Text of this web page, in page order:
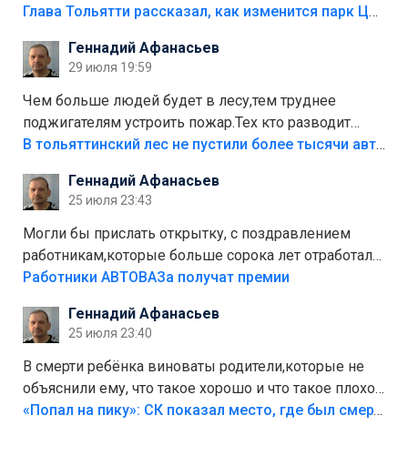
аттракционам слабо доделать?А то бордюры
лежала в парке и испортилась.Да еще,видимо,часть
украли.
Глава Тольятти рассказал, как изменится парк Центрального района
Геннадий Афанасьев
29 июля 19:59
Чем больше людей будет в лесу,тем труднее
поджигателям устроить пожар.Тех кто разводит
костры,тех надо безбожно штрафовать.Камер полно
Штрафы мизерные.
В тольяттинский лес не пустили более тысячи автомобилей
Геннадий Афанасьев
25 июля 23:43
Могли бы прислать открытку, с поздравлением
работникам,которые больше сорока лет отработали
на предприятии.
Работники АВТОВАЗа получат премии
Геннадий Афанасьев
25 июля 23:40
В смерти ребёнка виноваты родители,которые не
объяснили ему, что такое хорошо и что такое плохо!
Лезть через такой забор,верх безумия,есть же
«Попал на пику»: СК показал место, где был смертельно травмирован ребенок в Тольятти